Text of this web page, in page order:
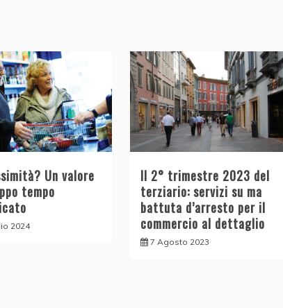
Un valore
tempo
2024
Il 2° trimestre 2023 del
terziario: servizi su ma
battuta d’arresto per il
commercio al dettaglio
7 Agosto 2023